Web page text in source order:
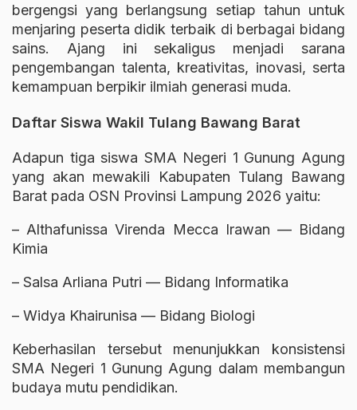
bergengsi yang berlangsung setiap tahun untuk
menjaring peserta didik terbaik di berbagai bidang
sains. Ajang ini sekaligus menjadi sarana
pengembangan talenta, kreativitas, inovasi, serta
kemampuan berpikir ilmiah generasi muda.
Daftar Siswa Wakil Tulang Bawang Barat
Adapun tiga siswa SMA Negeri 1 Gunung Agung
yang akan mewakili Kabupaten Tulang Bawang
Barat pada OSN Provinsi Lampung 2026 yaitu:
– Althafunissa Virenda Mecca Irawan — Bidang
Kimia
– Salsa Arliana Putri — Bidang Informatika
– Widya Khairunisa — Bidang Biologi
Keberhasilan tersebut menunjukkan konsistensi
SMA Negeri 1 Gunung Agung dalam membangun
budaya mutu pendidikan.